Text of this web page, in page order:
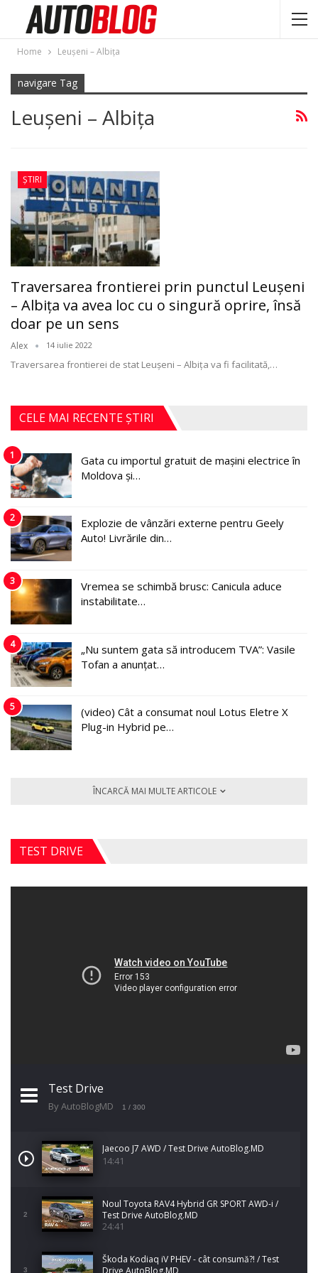
Home Leuşeni – Albiţa
navigare Tag
Leuşeni – Albiţa
ȘTIRI
Traversarea frontierei prin punctul Leuşeni
– Albiţa va avea loc cu o singură oprire, însă
doar pe un sens
Alex 14 iulie 2022
Traversarea frontierei de stat Leușeni – Albița va fi facilitată,…
CELE MAI RECENTE ȘTIRI
1
Gata cu importul gratuit de mașini electrice în
Moldova și…
2
Explozie de vânzări externe pentru Geely
Auto! Livrările din…
3
Vremea se schimbă brusc: Canicula aduce
instabilitate…
4
„Nu suntem gata să introducem TVA”: Vasile
Tofan a anunțat…
5
(video) Cât a consumat noul Lotus Eletre X
Plug-in Hybrid pe…
ÎNCARCĂ MAI MULTE ARTICOLE
TEST DRIVE
Test Drive
By AutoBlogMD 1 / 300
Jaecoo J7 AWD / Test Drive AutoBlog.MD
14:41
2
Noul Toyota RAV4 Hybrid GR SPORT AWD-i /
Test Drive AutoBlog.MD
24:41
3
Škoda Kodiaq iV PHEV - cât consumă?! / Test
Drive AutoBlog.MD